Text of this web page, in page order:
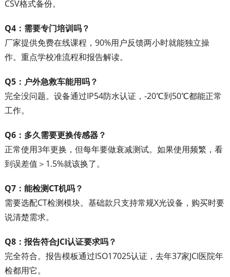
CSV格式备份。
Q4：需要专门培训吗？
厂家提供免费在线课程，90%用户反馈两小时就能独立操
作。重点学校准流程和报告解读。
Q5：户外急救车能用吗？
完全没问题。设备通过IP54防水认证，-20℃到50℃都能正常
工作。
Q6：多久需要更换传感器？
正常使用3年更换，但每年要做衰减测试。如果使用频繁，看
到误差值＞1.5%就该换了。
Q7：能检测CT机吗？
需要选配CT检测模块。基础款只支持常规X光设备，购买时要
说清楚需求。
Q8：报告符合JCI认证要求吗？
完全符合。报告模板通过ISO17025认证，去年37家JCI医院年
检都用它。